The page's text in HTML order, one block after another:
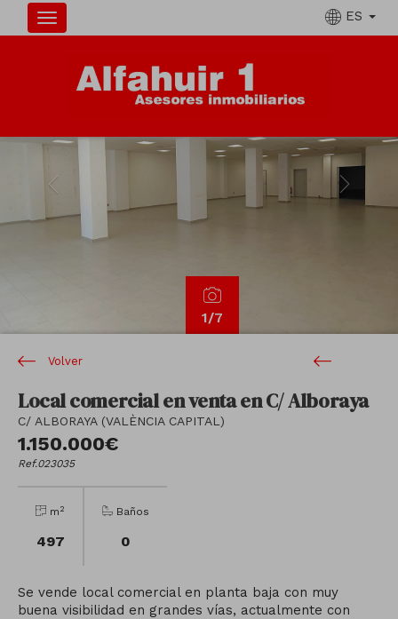
ES
1/7
Volver
Local comercial en venta en C/ Alboraya
C/ ALBORAYA (VALÈNCIA CAPITAL)
1.150.000€
Ref.023035
m 2
497
Baños
0
Se vende local comercial en planta baja con muy
buena visibilidad en grandes vías, actualmente con